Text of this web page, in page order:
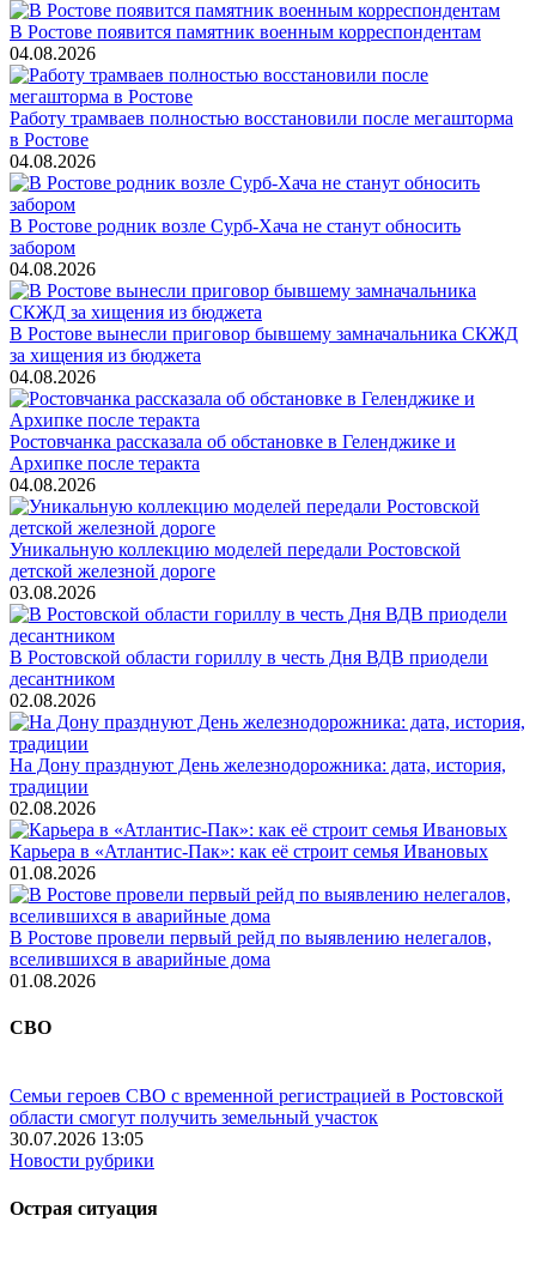
В Ростове появится памятник военным корреспондентам
04.08.2026
Работу трамваев полностью восстановили после мегашторма
в Ростове
04.08.2026
В Ростове родник возле Сурб-Хача не станут обносить
забором
04.08.2026
В Ростове вынесли приговор бывшему замначальника СКЖД
за хищения из бюджета
04.08.2026
Ростовчанка рассказала об обстановке в Геленджике и
Архипке после теракта
04.08.2026
Уникальную коллекцию моделей передали Ростовской
детской железной дороге
03.08.2026
В Ростовской области гориллу в честь Дня ВДВ приодели
десантником
02.08.2026
На Дону празднуют День железнодорожника: дата, история,
традиции
02.08.2026
Карьера в «Атлантис-Пак»: как её строит семья Ивановых
01.08.2026
В Ростове провели первый рейд по выявлению нелегалов,
вселившихся в аварийные дома
01.08.2026
СВО
Семьи героев СВО с временной регистрацией в Ростовской
области смогут получить земельный участок
30.07.2026 13:05
Новости рубрики
Острая ситуация